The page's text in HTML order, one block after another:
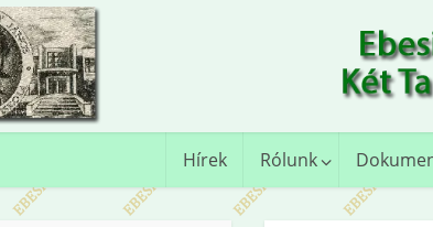
Hírek Rólunk